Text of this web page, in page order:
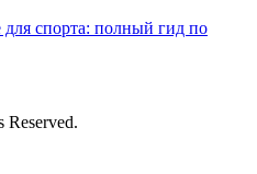
для спорта: полный гид по